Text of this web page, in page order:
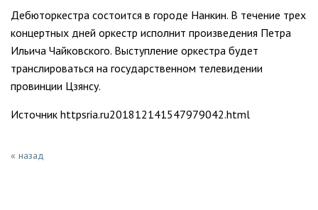
Дебюторкестра состоится в городе Нанкин. В течение трех
концертных дней оркестр исполнит произведения Петра
Ильича Чайковского. Выступление оркестра будет
транслироваться на государственном телевидении
провинции Цзянсу.
Источник httpsria.ru201812141547979042.html
« назад